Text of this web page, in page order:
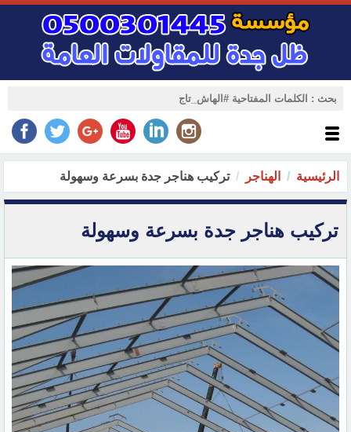
الرئيسية الهناجر تركيب هناجر جدة بسرعة وسهولة
تركيب هناجر جدة بسرعة وسهولة